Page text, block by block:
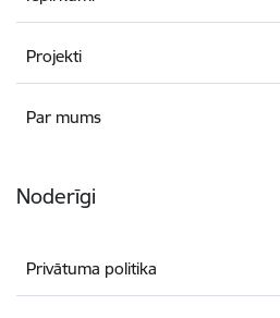
Projekti
Par mums
Noderīgi
Privātuma politika